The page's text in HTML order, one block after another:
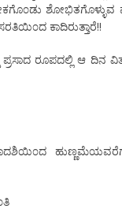
ಶೋಭಿತಗೊಳ್ಳುವ
ಕಾದಿರುತ್ತಾರೆ!!
ಪ್ರಸಾದ ರೂಪದಲ್ಲಿ ಆ